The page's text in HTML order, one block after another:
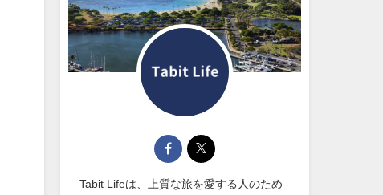
Tabit Lifeは、上質な旅を愛する人のため